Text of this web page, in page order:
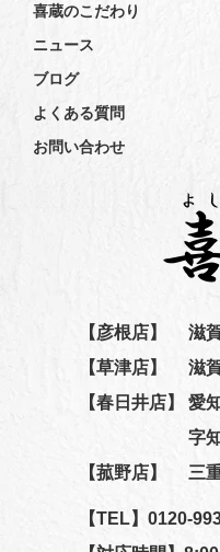
【彦根店】
滋
【草津店】
滋
【春日井店】
愛
字
【菰野店】
三
【TEL】0120-
喜蔵のこだわり
ニュース
ブログ
よくある質問
お問い合わせ